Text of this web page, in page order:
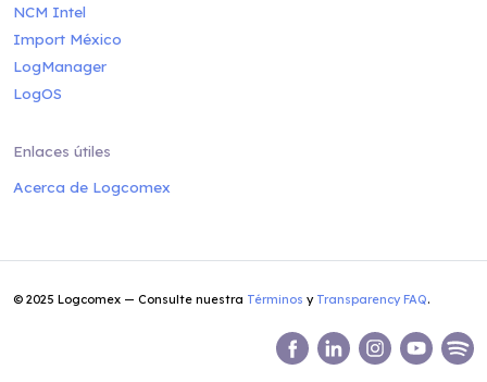
NCM Intel
Import México
LogManager
LogOS
Enlaces útiles
Acerca de Logcomex
© 2025 Logcomex — Consulte nuestra Términos y Transparency FAQ.